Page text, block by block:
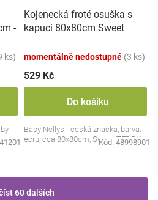
-
ks)
Kojenecká froté osuška s
kapucí 80x80cm Sweet
momentálně nedostupné (3 ks)
529 Kč
Do košíku
Baby Nellys - česká značka, barva:
ecru, cca 80x80cm, Sweet TEDDY
Kód: 48998901
60 dalších